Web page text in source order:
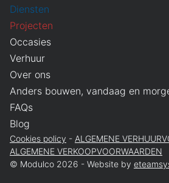
Diensten
Projecten
Occasies
Verhuur
Over ons
Anders bouwen, vandaag en
FAQs
Blog
© Modulco 2026 - Website by
Cookies policy
ALGEMENE
ALGEMENE VERKOOPVOORWAARDEN